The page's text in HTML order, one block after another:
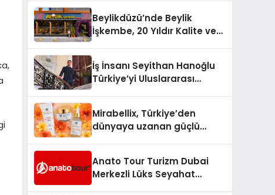
Beylikdüzü’nde Beylik
İşkembe, 20 Yıldır Kalite ve
İş İnsanı Seyithan Hanoğlu
Türkiye’yi Uluslararası
Mirabellix, Türkiye’den
dünyaya uzanan güçlü
Anato Tour Turizm Dubai
Merkezli Lüks Seyahat